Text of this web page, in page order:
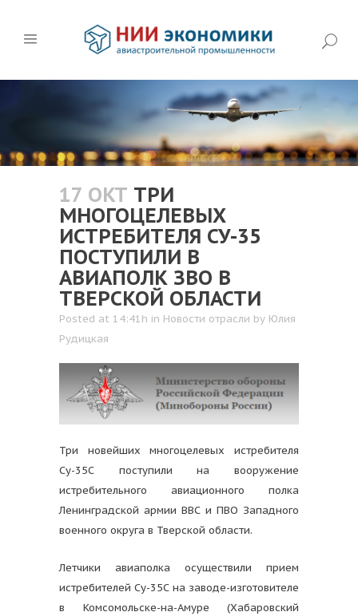
17 ОКТ ТРИ
МНОГОЦЕЛЕВЫХ
ИСТРЕБИТЕЛЯ СУ-35
ПОСТУПИЛИ В
АВИАПОЛК ЗВО В
ТВЕРСКОЙ ОБЛАСТИ
Posted at 14:41h in Новости отрасли by Юлия
Рудицкая
Три новейших многоцелевых истребителя
Су-35С поступили на вооружение
истребительного авиационного полка
Ленинградской армии ВВС и ПВО Западного
военного округа в Тверской области.
Летчики авиаполка осуществили прием
истребителей Су-35С на заводе-изготовителе
в Комсомольске-на-Амуре (Хабаровский